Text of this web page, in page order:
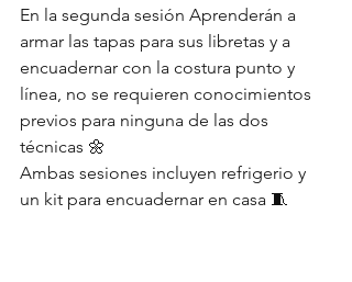
En la segunda sesión Aprenderán a
armar las tapas para sus libretas y a
encuadernar con la costura punto y
línea, no se requieren conocimientos
previos para ninguna de las dos
técnicas 🌼
Ambas sesiones incluyen refrigerio y
un kit para encuadernar en casa 🧵